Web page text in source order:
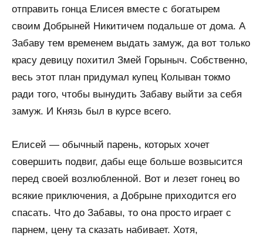
отправить гонца Елисея вместе с богатырем
своим Добрыней Никитичем подальше от дома. А
Забаву тем временем выдать замуж, да вот только
красу девицу похитил Змей Горыныч. Собственно,
весь этот план придумал купец Колыван токмо
ради того, чтобы вынудить Забаву выйти за себя
замуж. И Князь был в курсе всего.
Елисей — обычный парень, которых хочет
совершить подвиг, дабы еще больше возвысится
перед своей возлюбленной. Вот и лезет гонец во
всякие приключения, а Добрыне приходится его
спасать. Что до Забавы, то она просто играет с
парнем, цену та сказать набивает. Хотя,